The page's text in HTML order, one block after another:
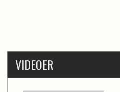
VIDEOER